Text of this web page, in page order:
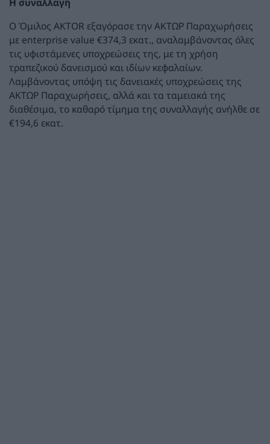
Ο Όμιλος AKTOR εξαγόρασε την ΑΚΤΩΡ Παραχωρήσεις
με enterprise value €374,3 εκατ., αναλαμβάνοντας όλες
τις υφιστάμενες υποχρεώσεις της, με τη χρήση
τραπεζικού δανεισμού και ιδίων κεφαλαίων.
Λαμβάνοντας υπόψη τις δανειακές υποχρεώσεις της
ΑΚΤΩΡ Παραχωρήσεις, αλλά και τα ταμειακά της
διαθέσιμα, το καθαρό τίμημα της συναλλαγής ανήλθε σε
€194,6 εκατ.